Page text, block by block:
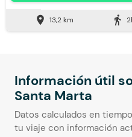
location_on 13,2 km directions_walk
Información útil
Santa Marta
Datos calculados en
tu viaje con información